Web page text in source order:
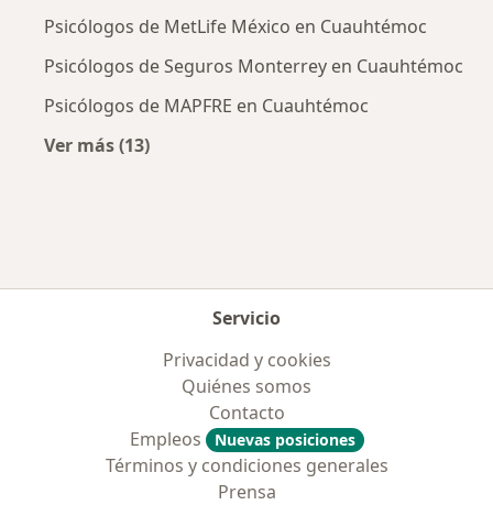
Psicólogos de MetLife México en Cuauhtémoc
Psicólogos de Seguros Monterrey en Cuauhtémoc
Psicólogos de MAPFRE en Cuauhtémoc
Ver más (13)
Servicio
Privacidad y cookies
Quiénes somos
Contacto
Empleos
Nuevas posiciones
Términos y condiciones generales
Prensa